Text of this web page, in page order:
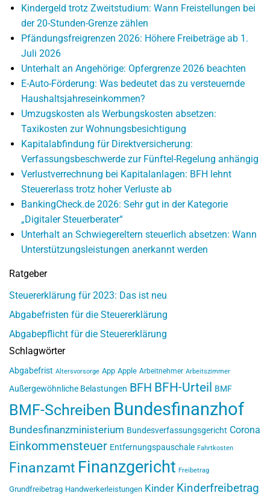
Kindergeld trotz Zweitstudium: Wann Freistellungen bei
der 20-Stunden-Grenze zählen
Pfändungsfreigrenzen 2026: Höhere Freibeträge ab 1.
Juli 2026
Unterhalt an Angehörige: Opfergrenze 2026 beachten
E-Auto-Förderung: Was bedeutet das zu versteuernde
Haushaltsjahreseinkommen?
Umzugskosten als Werbungskosten absetzen:
Taxikosten zur Wohnungsbesichtigung
Kapitalabfindung für Direktversicherung:
Verfassungsbeschwerde zur Fünftel-Regelung anhängig
Verlustverrechnung bei Kapitalanlagen: BFH lehnt
Steuererlass trotz hoher Verluste ab
BankingCheck.de 2026: Sehr gut in der Kategorie
„Digitaler Steuerberater“
Unterhalt an Schwiegereltern steuerlich absetzen: Wann
Unterstützungsleistungen anerkannt werden
Ratgeber
Steuererklärung für 2023: Das ist neu
Abgabefristen für die Steuererklärung
Abgabepflicht für die Steuererklärung
Schlagwörter
Abgabefrist Altersvorsorge App Apple Arbeitnehmer Arbeitszimmer
Außergewöhnliche Belastungen BFH BFH-Urteil BMF
BMF-Schreiben Bundesfinanzhof
Bundesfinanzministerium Bundesverfassungsgericht Corona
Einkommensteuer Entfernungspauschale Fahrtkosten
Finanzamt Finanzgericht Freibetrag
Grundfreibetrag Handwerkerleistungen Kinder Kinderfreibetrag